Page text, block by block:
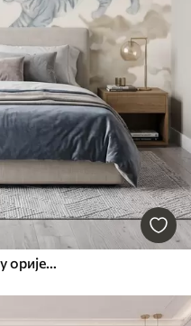
Царска башта са животињама у оријенталном стилу — мајмуном, леопардом, тигром, пауном и чапљом